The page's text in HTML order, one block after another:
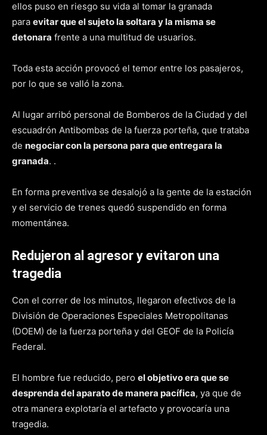
ellos puso en riesgo su vida al tomar la granada
para evitar que el sujeto la soltara y la misma se
detonara frente a una multitud de usuarios.
Toda esta acción provocó el temor entre los pasajeros,
por lo que se valló la zona.
Al lugar arribó personal de Bomberos de la Ciudad y del
escuadrón Antibombas de la fuerza porteña, que trataba
de negociar con la persona para que entregara la
granada. .
En forma preventiva se desalojó a la gente de la estación
y el servicio de trenes quedó suspendido en forma
momentánea.
Redujeron al agresor y evitaron una
tragedia
Con el correr de los minutos, llegaron efectivos de la
División de Operaciones Especiales Metropolitanas
(DOEM) de la fuerza porteña y del GEOF de la Policía
Federal.
El hombre fue reducido, pero el objetivo era que se
desprenda del aparato de manera pacífica, ya que de
otra manera explotaría el artefacto y provocaría una
tragedia.